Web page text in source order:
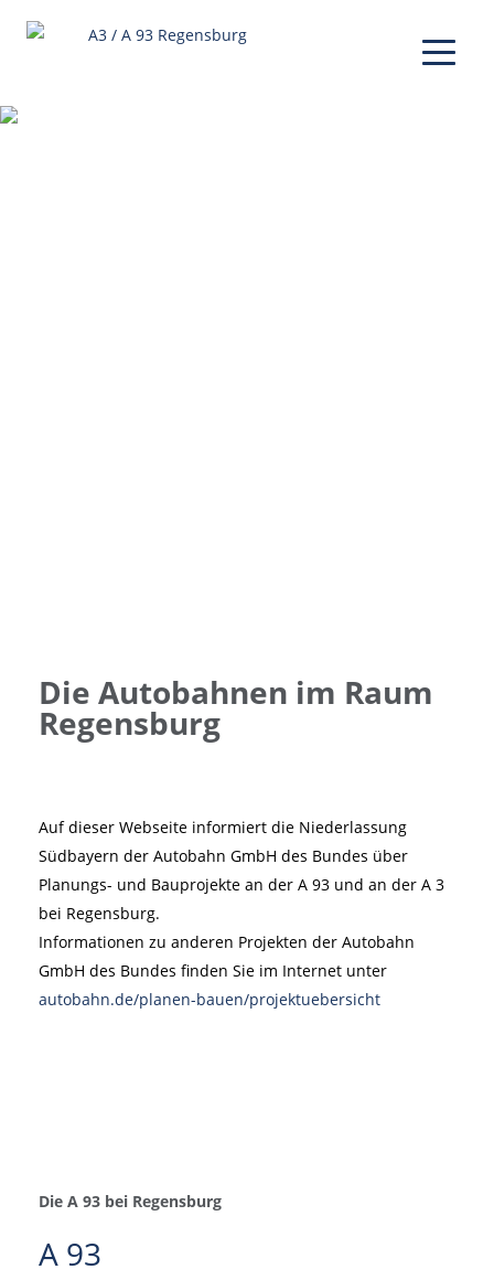
Die Autobahnen im Raum
Regensburg
Auf dieser Webseite informiert die Niederlassung
Südbayern der Autobahn GmbH des Bundes über
Planungs- und Bauprojekte an der A 93 und an der A 3
bei Regensburg.
Informationen zu anderen Projekten der Autobahn
GmbH des Bundes finden Sie im Internet unter
autobahn.de/planen-bauen/projektuebersicht
Die A 93 bei Regensburg
A 93